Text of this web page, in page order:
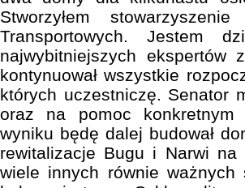
Stworzyłem
Transportowych. Jestem
najwybitniejszych
kontynuował wszystkie
których uczestniczę. Senator
oraz na pomoc konkretnym
wyniku będę dalej budował
rewitalizacje Bugu i Narwi
wiele innych równie